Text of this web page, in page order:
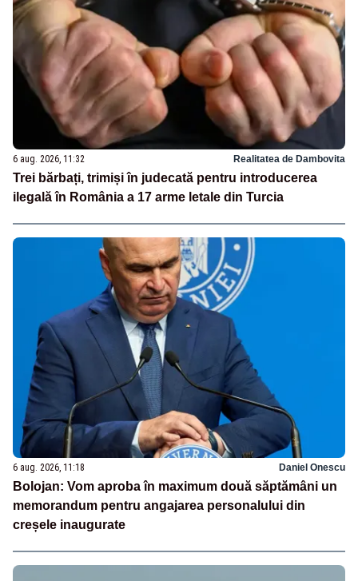
6 aug. 2026, 11:32 Realitatea de Dambovita
Trei bărbați, trimiși în judecată pentru introducerea
ilegală în România a 17 arme letale din Turcia
6 aug. 2026, 11:18 Daniel Onescu
Bolojan: Vom aproba în maximum două săptămâni un
memorandum pentru angajarea personalului din
creșele inaugurate